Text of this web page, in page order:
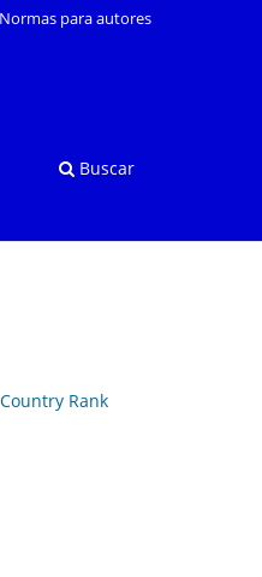
Buscar
Normas para autores